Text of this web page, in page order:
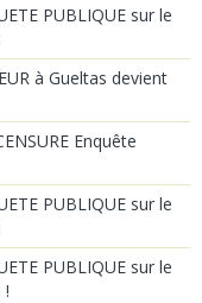
PUBLIQUE sur le
à Gueltas devient
Enquête
PUBLIQUE sur le
PUBLIQUE sur le
!